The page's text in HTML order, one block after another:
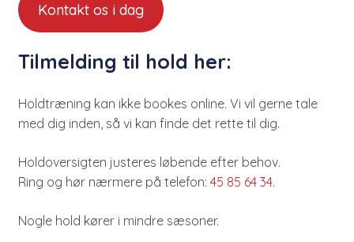
Kontakt os i dag
Tilmelding til hold her:
Holdtræning kan ikke bookes online. Vi vil gerne tale
med dig inden, så vi kan finde det rette til dig.
Holdoversigten justeres løbende efter behov.
Ring og hør nærmere på telefon: 45 85 64 34.
Nogle hold kører i mindre sæsoner.